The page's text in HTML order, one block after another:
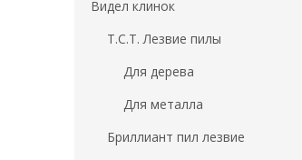
Видел клинок
Т.С.Т. Лезвие пилы
Для дерева
Для металла
Бриллиант пил лезвие